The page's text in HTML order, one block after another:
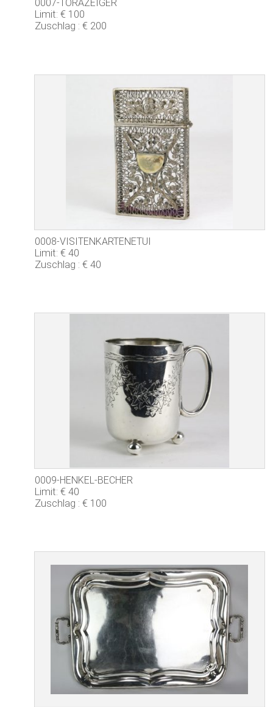
0007-TORAZEIGER
Limit: € 100
Zuschlag : € 200
0008-VISITENKARTENETUI
Limit: € 40
Zuschlag : € 40
0009-HENKEL-BECHER
Limit: € 40
Zuschlag : € 100